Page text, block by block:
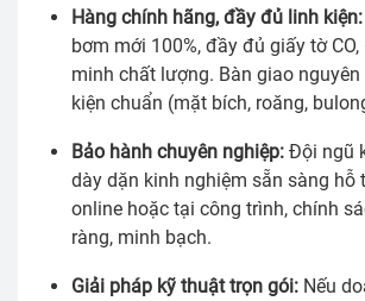
Hàng chính hãng, đầy đủ linh kiện:
bơm mới 100%, đầy đủ giấy tờ CO,
minh chất lượng. Bàn giao nguyên
kiện chuẩn (mặt bích, roăng,
Bảo hành chuyên nghiệp: Đội ngũ
dày dặn kinh nghiệm sẵn sàng hỗ
online hoặc tại công trình, chính
ràng, minh bạch.
Giải pháp kỹ thuật trọn gói: Nếu